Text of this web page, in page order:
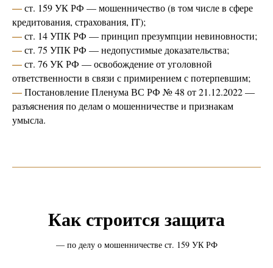
—ст. 159 УК РФ — мошенничество (в том числе в сфере
кредитования, страхования, IT);
—ст. 14 УПК РФ — принцип презумпции невиновности;
—ст. 75 УПК РФ — недопустимые доказательства;
—ст. 76 УК РФ — освобождение от уголовной
ответственности в связи с примирением с потерпевшим;
—Постановление Пленума ВС РФ № 48 от 21.12.2022 —
разъяснения по делам о мошенничестве и признакам
умысла.
Как строится защита
— по делу о мошенничестве ст. 159 УК РФ